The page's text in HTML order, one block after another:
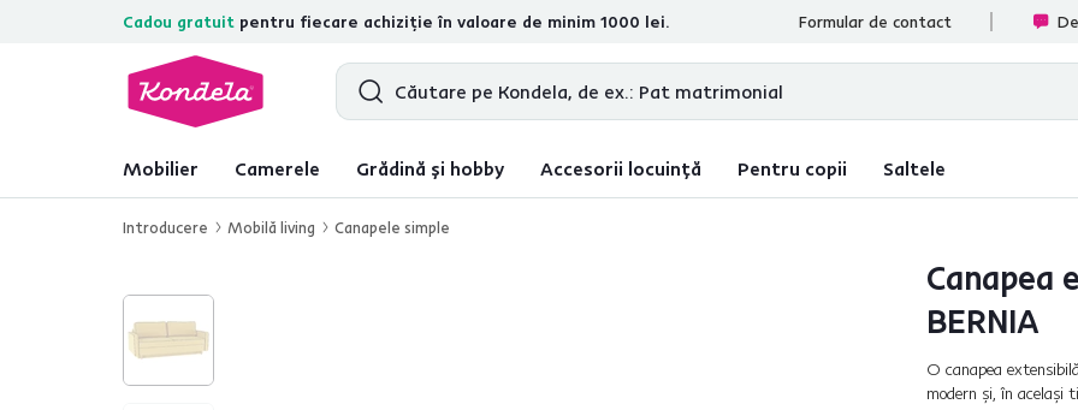
Cadou gratuit pentru fiecare achiziție în valoare de minim 1000 lei.
4,7 31.211recenzii de produs verificate Formular de contact
Mobilier Camerele Grădină și hobby Accesorii locuință Pentru copii Saltele
Introducere Mobilă living Canapele simple
Canapea
BERNIA
O canapea
modern şi, în acelaşi